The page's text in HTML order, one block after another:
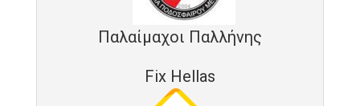
Παλαίμαχοι Παλλήνης
Fix Hellas